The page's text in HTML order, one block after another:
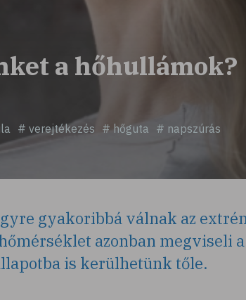
a hőhullámok?
# verejtékezés # hőguta # napszúrás
gyakoribbá válnak az
azonban megviseli a
is kerülhetünk tőle.